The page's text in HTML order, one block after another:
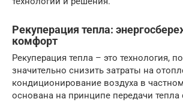
Рекуперация тепла:
комфорт
Рекуперация тепла – это технология,
значительно снизить затраты на
кондиционирование воздуха в
основана на принципе передачи